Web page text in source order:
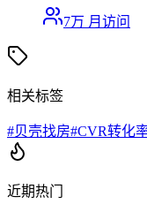
7万 月访问
相关标签
#贝壳找房#CVR转化
近期热门